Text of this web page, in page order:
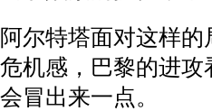
阿尔特塔面对这样
危机感，巴黎的进
会冒出来一点。